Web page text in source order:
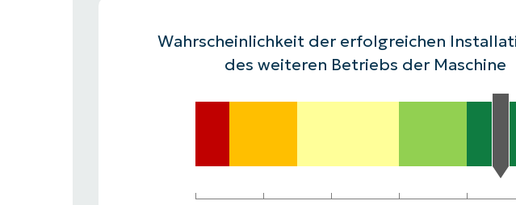
VERTRIEB KONTAKTIEREN PRODUKTVORSTELLUNG
VERTRIEB KONTAKTIEREN PRODUKTVORSTELLUNG
VERTRIEB KONTAKTIEREN PRODUKTVORSTELLUNG
Wahrscheinlichkeit der erfolgreichen
des weiteren Betriebs der Maschine